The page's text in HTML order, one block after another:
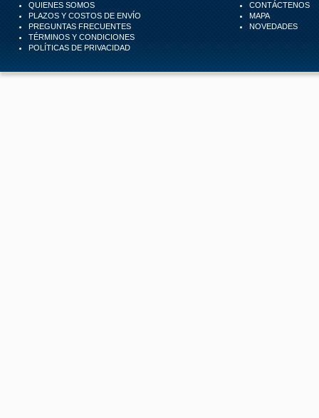
QUIENES SOMOS
PLAZOS Y COSTOS DE ENVÍO
PREGUNTAS FRECUENTES
TÉRMINOS Y CONDICIONES
POLÍTICAS DE PRIVACIDAD
CONTÁCTENOS
MAPA
NOVEDADES